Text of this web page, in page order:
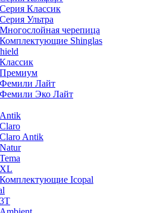
Серия Классик
Серия Ультра
Многослойная черепица
Комплектующие Shinglas
Классик
Премиум
Фемили Лайт
Фемили Эко Лайт
Antik
Claro
Claro Antik
Natur
Tema
XL
Комплектующие Icopal
3T